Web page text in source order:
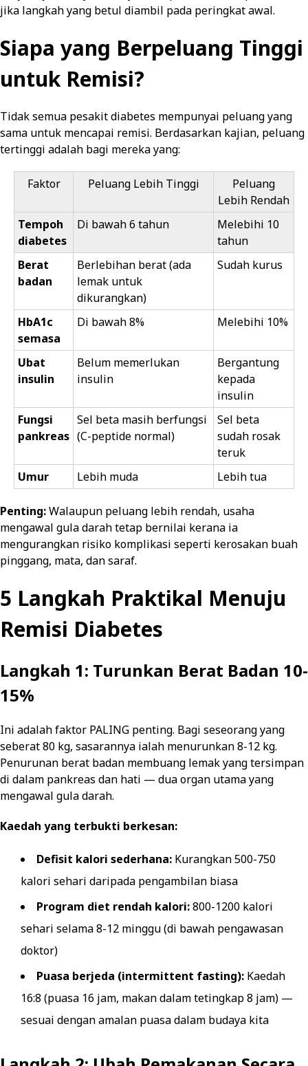
jika langkah yang betul diambil pada peringkat awal.
Siapa yang Berpeluang Tinggi
untuk Remisi?
Tidak semua pesakit diabetes mempunyai peluang yang
sama untuk mencapai remisi. Berdasarkan kajian, peluang
tertinggi adalah bagi mereka yang:
Faktor Peluang Lebih Tinggi
Peluang
Lebih Rendah
Tempoh
diabetes
Di bawah 6 tahun
Melebihi 10
tahun
Berat
badan
Berlebihan berat (ada
lemak untuk
dikurangkan)
Sudah kurus
HbA1c
semasa
Di bawah 8% Melebihi 10%
Ubat
insulin
Belum memerlukan
insulin
Bergantung
kepada
insulin
Fungsi
pankreas
Sel beta masih berfungsi
(C-peptide normal)
Sel beta
sudah rosak
teruk
Umur
Lebih muda Lebih tua
Penting:Walaupun peluang lebih rendah, usaha
mengawal gula darah tetap bernilai kerana ia
mengurangkan risiko komplikasi seperti kerosakan buah
pinggang, mata, dan saraf.
5 Langkah Praktikal Menuju
Remisi Diabetes
Langkah 1: Turunkan Berat Badan 10-
15%
Ini adalah faktor PALING penting. Bagi seseorang yang
seberat 80 kg, sasarannya ialah menurunkan 8-12 kg.
Penurunan berat badan membuang lemak yang tersimpan
di dalam pankreas dan hati — dua organ utama yang
mengawal gula darah.
Kaedah yang terbukti berkesan:
Defisit kalori sederhana: Kurangkan 500-750
kalori sehari daripada pengambilan biasa
Program diet rendah kalori:800-1200 kalori
sehari selama 8-12 minggu (di bawah pengawasan
doktor)
Puasa berjeda (intermittent fasting): Kaedah
16:8 (puasa 16 jam, makan dalam tetingkap 8 jam) —
sesuai dengan amalan puasa dalam budaya kita